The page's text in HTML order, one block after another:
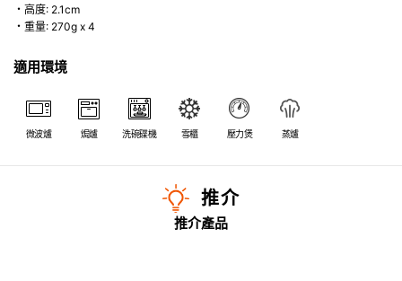
・高度: 2.1cm
・重量: 270g x 4
適用環境
微波爐 焗爐 洗碗碟機 雪櫃 壓力煲 蒸爐
推介
推介產品